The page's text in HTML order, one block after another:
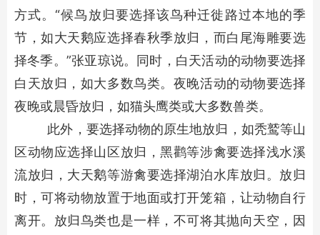
方式。“候鸟放归要选择该鸟种迁徙路过本地的季
节，如大天鹅应选择春秋季放归，而白尾海雕要选
择冬季。”张亚琼说。同时，白天活动的动物要选择
白天放归，如大多数鸟类。夜晚活动的动物要选择
夜晚或晨昏放归，如猫头鹰类或大多数兽类。
此外，要选择动物的原生地放归，如秃鹫等山
区动物应选择山区放归，黑鹳等涉禽要选择浅水溪
流放归，大天鹅等游禽要选择湖泊水库放归。放归
时，可将动物放置于地面或打开笼箱，让动物自行
离开。放归鸟类也是一样，不可将其抛向天空，因